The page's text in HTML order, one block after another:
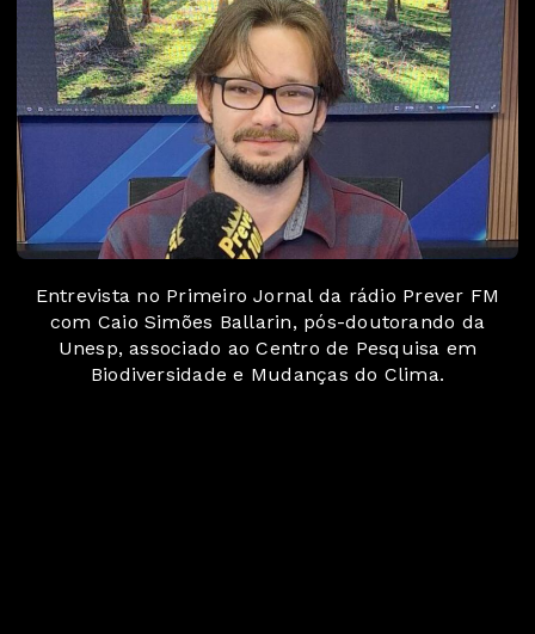
Entrevista no Primeiro Jornal da rádio Prever FM
com Caio Simões Ballarin, pós-doutorando da
Unesp, associado ao Centro de Pesquisa em
Biodiversidade e Mudanças do Clima.